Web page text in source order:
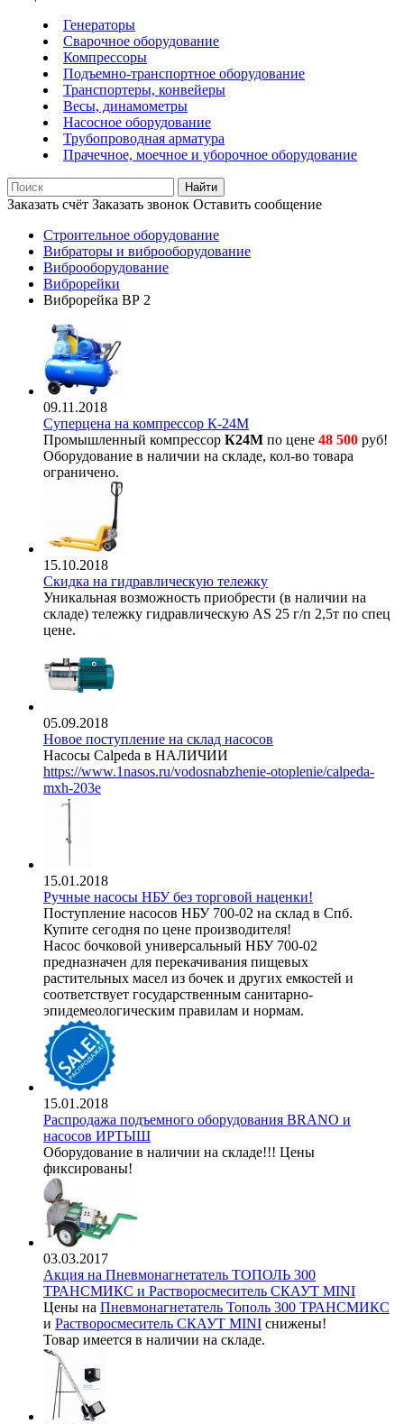
Генераторы
Сварочное оборудование
Компрессоры
Подъемно-транспортное оборудование
Транспортеры, конвейеры
Весы, динамометры
Насосное оборудование
Трубопроводная арматура
Прачечное, моечное и уборочное оборудование
Найти
Заказать счёт Заказать звонок Оставить сообщение
Строительное оборудование
Вибраторы и виброоборудование
Виброоборудование
Виброрейки
Виброрейка ВР 2
09.11.2018
Суперцена на компрессор К-24М
Промышленный компрессор К24М по цене 48 500 руб!
Оборудование в наличии на складе, кол-во товара
ограничено.
15.10.2018
Скидка на гидравлическую тележку
Уникальная возможность приобрести (в наличии на
складе) тележку гидравлическую AS 25 г/п 2,5т по спец
цене.
05.09.2018
Новое поступление на склад насосов
Насосы Calpeda в НАЛИЧИИ
https://www.1nasos.ru/vodosnabzhenie-otoplenie/calpeda-
mxh-203e
15.01.2018
Ручные насосы НБУ без торговой наценки!
Поступление насосов НБУ 700-02 на склад в Спб.
Купите сегодня по цене производителя!
Насос бочковой универсальный НБУ 700-02
предназначен для перекачивания пищевых
растительных масел из бочек и других емкостей и
соответствует государственным санитарно-
эпидемеологическим правилам и нормам.
15.01.2018
Распродажа подъемного оборудования BRANO и
насосов ИРТЫШ
Оборудование в наличии на складе!!! Цены
фиксированы!
03.03.2017
Акция на Пневмонагнетатель ТОПОЛЬ 300
ТРАНСМИКС и Растворосмеситель СКАУТ MINI
Цены на Пневмонагнетатель Тополь 300 ТРАНСМИКС
и Растворосмеситель СКАУТ MINI снижены!
Товар имеется в наличии на складе.